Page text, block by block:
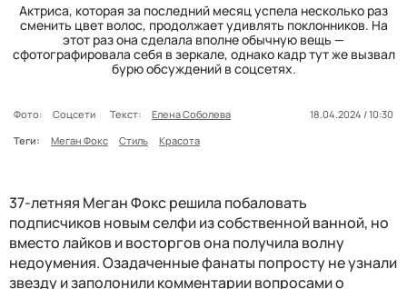
Актриса, которая за последний месяц успела несколько раз
сменить цвет волос, продолжает удивлять поклонников. На
этот раз она сделала вполне обычную вещь —
сфотографировала себя в зеркале, однако кадр тут же вызвал
бурю обсуждений в соцсетях.
Фото: Соцсети Текст: Елена Соболева
18.04.2024 / 10:30
Теги:
Меган Фокс Стиль Красота
37-летняя Меган Фокс решила побаловать
подписчиков новым селфи из собственной ванной, но
вместо лайков и восторгов она получила волну
недоумения. Озадаченные фанаты попросту не узнали
звезду и заполонили комментарии вопросами о